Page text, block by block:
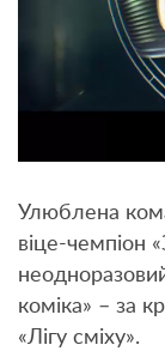
Улюблена
віце-чемпіон
коміка» – за
«Лігу сміху».